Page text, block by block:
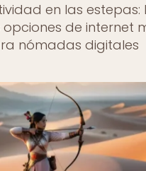
en las estepas:
opciones de internet
nómadas digitales